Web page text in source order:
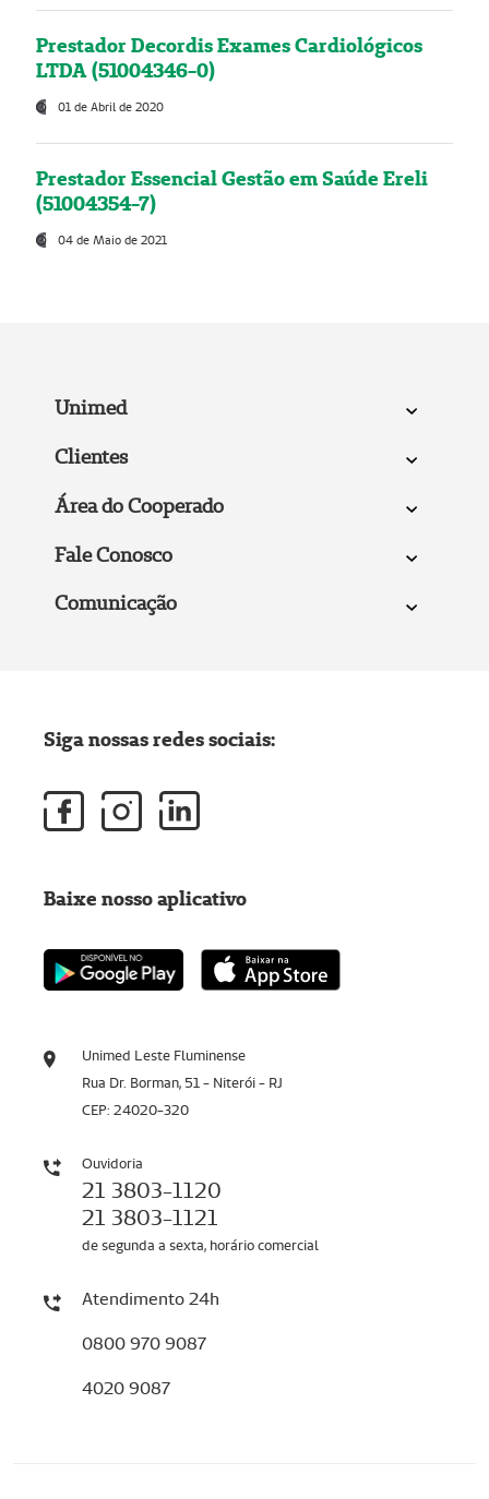
Prestador Decordis Exames Cardiológicos
LTDA (51004346-0)
01 de Abril de 2020
Prestador Essencial Gestão em Saúde Ereli
(51004354-7)
04 de Maio de 2021
Unimed
Clientes
Área do Cooperado
Fale Conosco
Comunicação
Unimed Leste Fluminense
Rua Dr. Borman, 51 - Niterói - RJ
CEP: 24020-320
Ouvidoria
21 3803-1120
21 3803-1121
de segunda a sexta, horário comercial
Atendimento 24h
0800 970 9087
4020 9087
Siga nossas redes sociais:
Baixe nosso aplicativo